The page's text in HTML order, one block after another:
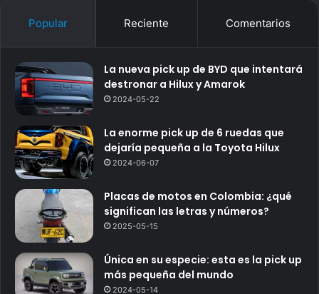
Popular Reciente Comentarios
La nueva pick up de BYD que intentará
destronar a Hilux y Amarok
2024-05-22
La enorme pick up de 6 ruedas que
dejaría pequeña a la Toyota Hilux
2024-06-07
Placas de motos en Colombia: ¿qué
significan las letras y números?
2025-05-15
Única en su especie: esta es la pick up
más pequeña del mundo
2024-05-14